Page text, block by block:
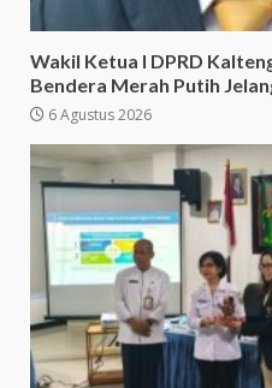
Wakil Ketua I DPRD
Bendera Merah Putih
6 Agustus 2026